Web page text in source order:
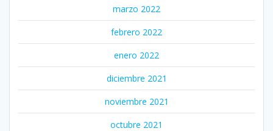
marzo 2022
febrero 2022
enero 2022
diciembre 2021
noviembre 2021
octubre 2021